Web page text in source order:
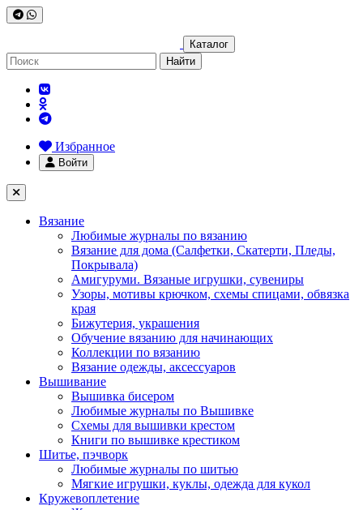
Каталог
Найти
Избранное
Войти
Вязание
Любимые журналы по вязанию
Вязание для дома (Салфетки, Скатерти, Пледы,
Покрывала)
Амигуруми. Вязаные игрушки, сувениры
Узоры, мотивы крючком, схемы спицами, обвязка
края
Бижутерия, украшения
Обучение вязанию для начинающих
Коллекции по вязанию
Вязание одежды, аксессуаров
Вышивание
Вышивка бисером
Любимые журналы по Вышивке
Схемы для вышивки крестом
Книги по вышивке крестиком
Шитье, пэчворк
Любимые журналы по шитью
Мягкие игрушки, куклы, одежда для кукол
Кружевоплетение